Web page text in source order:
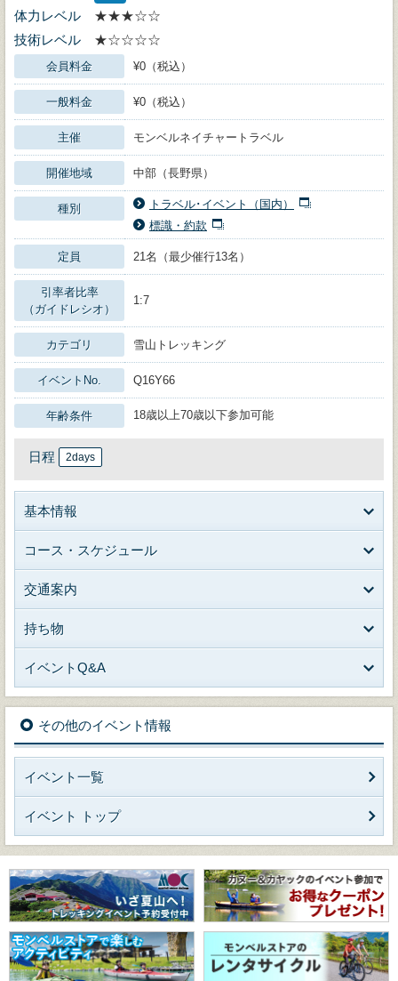
体力レベル
★★★☆☆
技術レベル
★☆☆☆☆
会員料金 ¥0（税込）
一般料金 ¥0（税込）
主催 モンベルネイチャートラベル
開催地域 中部（長野県）
種別
トラベル･イベント（国内）
標識・約款
定員 21名（最少催行13名）
引率者比率
（ガイドレシオ）
1:7
カテゴリ 雪山トレッキング
イベントNo. Q16Y66
年齢条件 18歳以上70歳以下参加可能
日程 2days
基本情報
コース・スケジュール
交通案内
持ち物
イベントQ&A
その他のイベント情報
イベント一覧
イベント トップ